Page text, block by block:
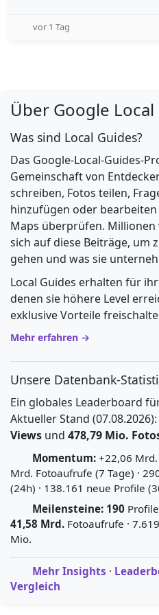
vor 1 Tag
Über Google
Was sind Local Guides?
Das Google-Local-Guides-
Gemeinschaft von
schreiben, Fotos teilen,
hinzufügen oder
Maps überprüfen. Millionen
sich auf diese Beiträge, um
gehen und was sie
Local Guides erhalten für
denen sie höhere Level
exklusive Vorteile
Mehr erfahren →
Unsere Datenbank-
Ein globales Leaderboard
Aktueller Stand (07.08.2026):
Views und 478,79 Mio.
Momentum: +22,06
Mrd. Fotoaufrufe (7 Tage) ·
(24h) · 138.161 neue Profile
Meilensteine: 190
41,58 Mrd. Fotoaufrufe ·
Mio.
Mehr Insights ·
Vergleich